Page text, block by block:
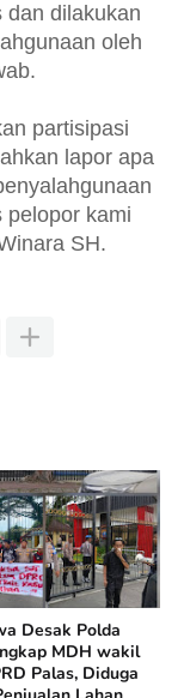
dan dilakukan
oleh
partisipasi
lapor apa
pelopor kami
SH.
Desak Polda
MDH wakil
Palas, Diduga